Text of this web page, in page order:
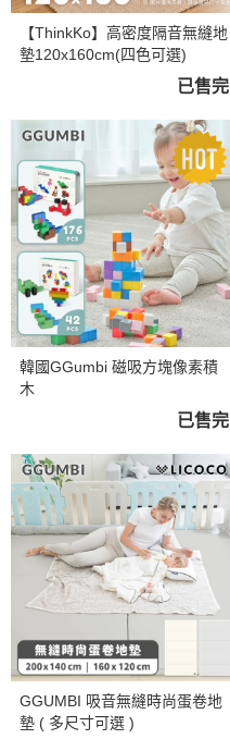
【ThinkKo】高密度隔音無縫地
墊120x160cm(四色可選)
已售完
韓國GGumbi 磁吸方塊像素積
木
已售完
GGUMBI 吸音無縫時尚蛋卷地
墊 ( 多尺寸可選 )